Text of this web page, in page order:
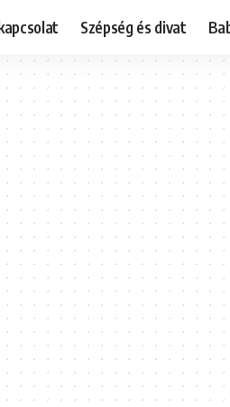
Szépség és divat